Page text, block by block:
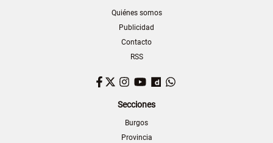
Quiénes somos
Publicidad
Contacto
RSS
Facebook
TwitterInstagram
YouTubeDailymotion
Secciones
Burgos
Provincia